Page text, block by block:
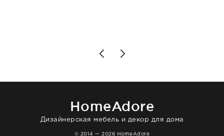
то качество выше всяких похвал. Выглядит
HomeAdore
Дизайнерская мебель и декор для дома
© 2014 — 2026 HomeAdore